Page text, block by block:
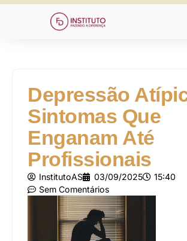
Depressão
Sintomas Que
Enganam Até
Profissionais
InstitutoAS 03/09/2025
15:40
Sem Comentários